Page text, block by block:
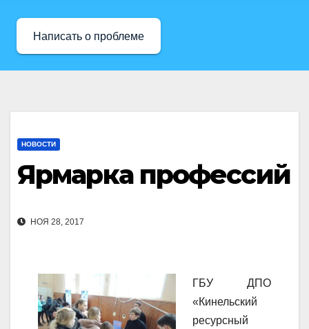
Написать о проблеме
НОВОСТИ
Ярмарка профессий
НОЯ 28, 2017
ГБУ ДПО
«Кинельский
ресурсный